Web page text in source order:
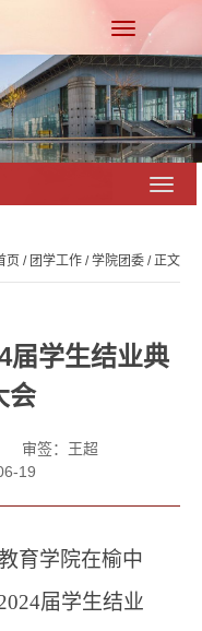
页 / 团学工作 /学院团委 / 正文
届学生结业典
会
审签：王超
19
育学院在榆中
届学生结业